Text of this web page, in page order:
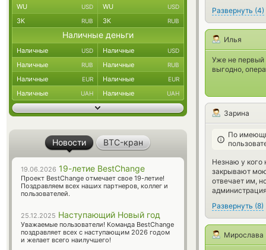
Развернуть (4)
Илья
Уже не первый
выгодно,
Зарина
По
Незнаю у кого
закрывают мою
отвечает им,
Развернуть (8)
Мирослава
WU USD WU USD
ЗК RUB ЗК RUB
Наличные деньги
Наличные USD Наличные USD
Наличные RUB Наличные RUB
Наличные EUR Наличные EUR
Наличные UAH Наличные UAH
Новости BTC-кран
19.06.2026 19-летие BestChange
Проект BestChange отмечает свое 19-летие!
Поздравляем всех наших партнеров, коллег и
пользователей.
25.12.2025 Наступающий Новый год
Уважаемые пользователи! Команда BestChange
поздравляет всех с наступающим 2026 годом
и желает всего наилучшего!